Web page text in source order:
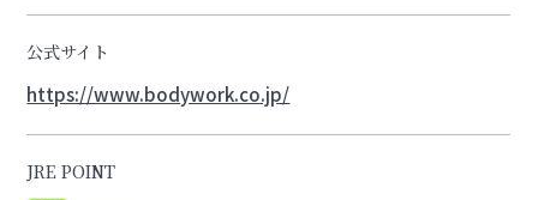
公式サイト
https://www.bodywork.co.jp/
JRE POINT